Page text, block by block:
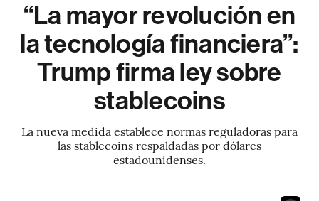
“La mayor revolución en
la tecnología financiera”:
Trump firma ley sobre
stablecoins
La nueva medida establece normas reguladoras para
las stablecoins respaldadas por dólares
estadounidenses.